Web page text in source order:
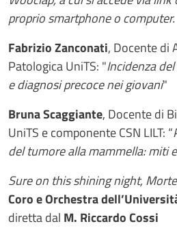
proprio smartphone o computer.
Fabrizio Zanconati, Docente di
Patologica UniTS: "Incidenza
e diagnosi precoce nei giovani"
Bruna Scaggiante, Docente di
UniTS e componente CSN LILT: “
del tumore alla mammella: miti
Sure on this shining night,
Coro e Orchestra
diretta dal M. Riccardo Cossi